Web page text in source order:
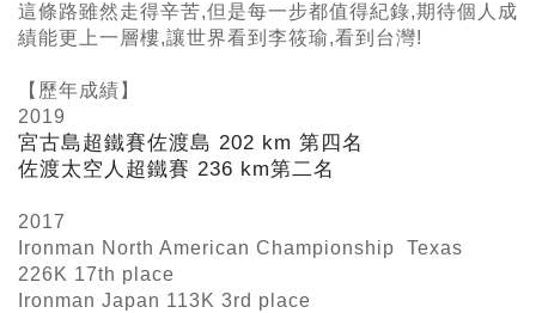
這條路雖然走得辛苦,但是每一步都值得紀錄,期待個人成
績能更上一層樓,讓世界看到李筱瑜,看到台灣!
【歷年成績】
2019
宮古島超鐵賽佐渡島 202 km 第四名
佐渡太空人超鐵賽 236 km第二名
2017
Ironman North American Championship Texas
226K 17th place
Ironman Japan 113K 3rd place